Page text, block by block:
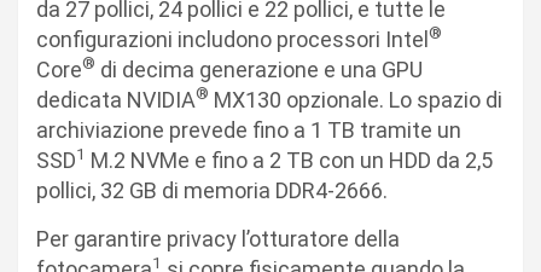
da 27 pollici, 24 pollici e 22 pollici, e tutte le
configurazioni includono processori Intel®
Core® di decima generazione e una GPU
dedicata NVIDIA® MX130 opzionale. Lo spazio di
archiviazione prevede fino a 1 TB tramite un
SSD1 M.2 NVMe e fino a 2 TB con un HDD da 2,5
pollici, 32 GB di memoria DDR4-2666.
Per garantire privacy l’otturatore della
1